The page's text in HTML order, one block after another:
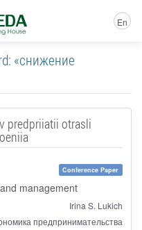
En
«снижение
predpriiatii otrasli
Conference Paper
management
Irina S. Lukich
предпринимательства